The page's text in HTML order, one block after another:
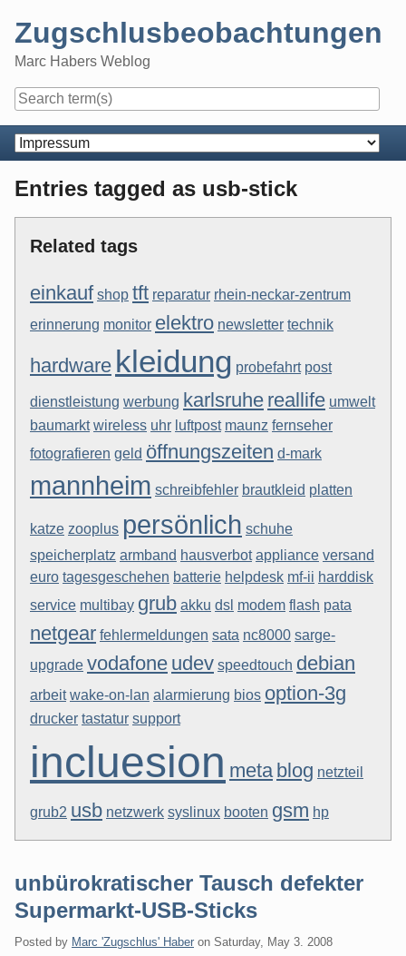
content
Zugschlusbeobachtungen
Marc Habers Weblog
Navigation
Entries tagged as usb-stick
Related tags
einkauf shop tft reparatur rhein-neckar-zentrum
erinnerung monitor elektro newsletter technik
hardware kleidung probefahrt post
dienstleistung werbung karlsruhe reallife umwelt
baumarkt wireless uhr luftpost maunz fernseher
fotografieren geld öffnungszeiten d-mark
mannheim schreibfehler brautkleid platten
katze zooplus persönlich schuhe
speicherplatz armband hausverbot appliance versand
euro tagesgeschehen batterie helpdesk mf-ii harddisk
service multibay grub akku dsl modem flash pata
netgear fehlermeldungen sata nc8000 sarge-
upgrade vodafone udev speedtouch debian
arbeit wake-on-lan alarmierung bios option-3g
drucker tastatur support
incluesion meta blog netzteil
grub2 usb netzwerk syslinux booten gsm hp
unbürokratischer Tausch defekter
Supermarkt-USB-Sticks
Posted by Marc 'Zugschlus' Haber on Saturday, May 3. 2008